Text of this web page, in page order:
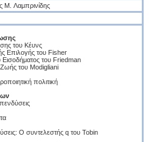
M. Λαμπρινίδης
του Κέυνς
Επιλογής του Fisher
του Friedman
του Modigliani
πολιτική
Ο συντελεστής q του Tobin